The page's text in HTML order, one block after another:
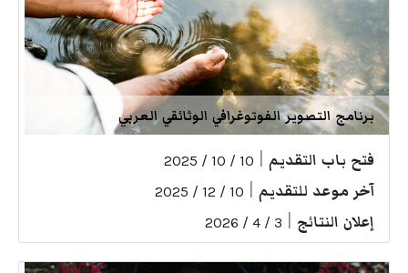
برنامج التصوير الفوتوغرافي الوثائقي العربي
فتح باب التقديم 10 / 10 / 2025
آخر موعد للتقديم 10 / 12 / 2025
إعلان النتائج 3 / 4 / 2026